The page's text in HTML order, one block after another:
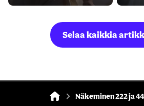
Selaa kaikkia
Näkeminen 222 ja